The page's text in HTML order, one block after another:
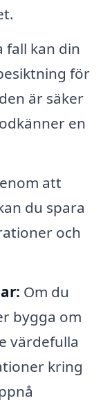
fall kan din
för
är säker
en
att
du spara
och
Om du
bygga om
värdefulla
kring